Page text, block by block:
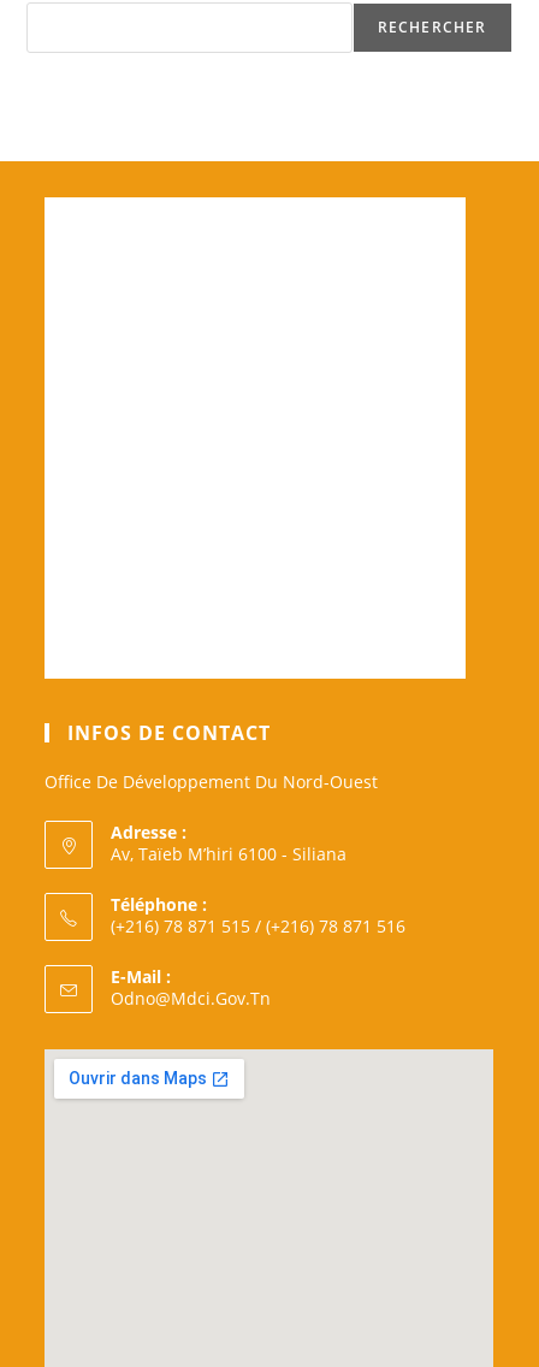
RECHERCHER
INFOS DE CONTACT
Office De Développement Du Nord-Ouest
Adresse :
Av, Taïeb M’hiri 6100 - Siliana
Téléphone :
(+216) 78 871 515 / (+216) 78 871 516
E-Mail :
Odno@mdci.gov.tn